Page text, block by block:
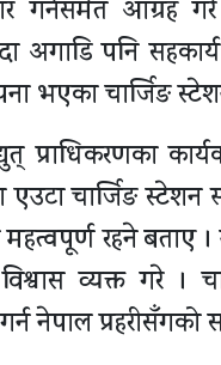
गर्नसमेत आग्रह
अगाडि पनि
भएका चार्जिङ
प्राधिकरणका
चार्जिङ स्टेशन
रहने बताए
व्यक्त गरे ।
नेपाल